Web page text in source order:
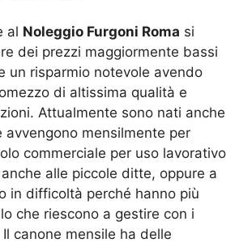
al Noleggio Furgoni Roma si
dei prezzi maggiormente bassi
un risparmio notevole avendo
di altissima qualità e
Attualmente sono nati anche
avvengono mensilmente per
commerciale per uso lavorativo
alle piccole ditte, oppure a
in difficoltà perché hanno più
che riescono a gestire con i
canone mensile ha delle